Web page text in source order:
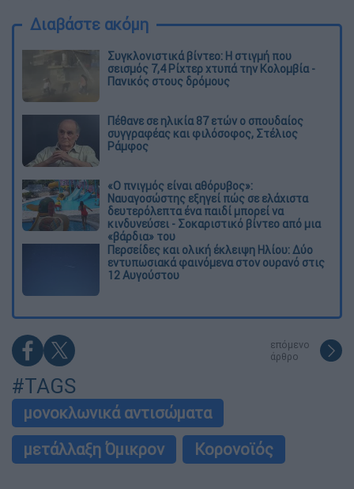
Διαβάστε ακόμη
Συγκλονιστικά βίντεο: Η στιγμή που
σεισμός 7,4 Ρίχτερ χτυπά την Κολομβία -
Πανικός στους δρόμους
Πέθανε σε ηλικία 87 ετών ο σπουδαίος
συγγραφέας και φιλόσοφος, Στέλιος
Ράμφος
«Ο πνιγμός είναι αθόρυβος»:
Ναυαγοσώστης εξηγεί πώς σε ελάχιστα
δευτερόλεπτα ένα παιδί μπορεί να
κινδυνεύσει - Σοκαριστικό βίντεο από μια
«βάρδια» του
Περσείδες και ολική έκλειψη Ηλίου: Δύο
εντυπωσιακά φαινόμενα στον ουρανό στις
12 Αυγούστου
επόμενο
άρθρο
#TAGS
μονοκλωνικά αντισώματα
μετάλλαξη Όμικρον
Κορονοϊός